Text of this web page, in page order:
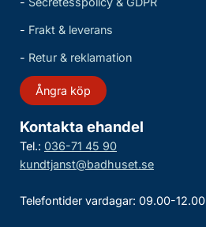
- Frakt & leverans
- Retur & reklamation
Ångra köp
Kontakta ehandel
Tel.: 036-71 45 90
kundtjanst@badhuset.se
Telefontider vardagar: 09.00-12.00